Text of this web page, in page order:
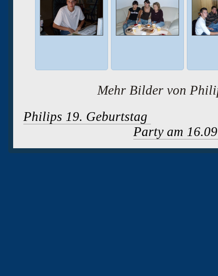
Mehr Bilder von
Philips 19. Geburtstag
Party am